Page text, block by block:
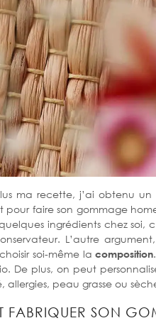
ma recette, j’ai obtenu
pour faire son gommage
ingrédients chez soi,
L’autre
soi-même lacomposition
De plus, on peut
allergies, peau grasse ou
FABRIQUER SON